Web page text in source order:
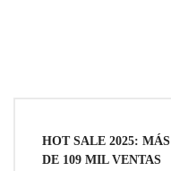
HOT SALE 2025: MÁS
DE 109 MIL VENTAS